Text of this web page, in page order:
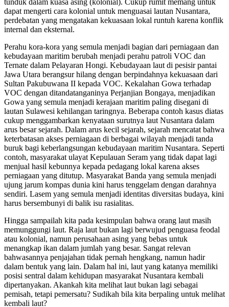
tunduk dalam kuasa asing (kolonial). Cukup rumit memang untuk
dapat mengerti cara kolonial untuk menguasai lautan Nusantara,
perdebatan yang mengatakan kekuasaan lokal runtuh karena konflik
internal dan eksternal.
Perahu kora-kora yang semula menjadi bagian dari perniagaan dan
kebudayaan maritim berubah menjadi perahu patroli VOC dan
Ternate dalam Pelayaran Hongi. Kebudayaan laut di pesisir pantai
Jawa Utara berangsur hilang dengan berpindahnya kekuasaan dari
Sultan Pakubuwana II kepada VOC. Kekalahan Gowa terhadap
VOC dengan ditandatanganinya Perjanjian Bongaya, menjadikan
Gowa yang semula menjadi kerajaan maritim paling disegani di
lautan Sulawesi kehilangan taringnya. Beberapa contoh kasus diatas
cukup menggambarkan kenyataan surutnya laut Nusantara dalam
arus besar sejarah. Dalam arus kecil sejarah, sejarah mencatat bahwa
keterbatasan akses perniagaan di berbagai wilayah menjadi tanda
buruk bagi keberlangsungan kebudayaan maritim Nusantara. Seperti
contoh, masyarakat ulayat Kepulauan Seram yang tidak dapat lagi
menjual hasil kebunnya kepada pedagang lokal karena akses
perniagaan yang ditutup. Masyarakat Banda yang semula menjadi
ujung jarum kompas dunia kini harus tenggelam dengan darahnya
sendiri. Lasem yang semula menjadi identitas diversitas budaya, kini
harus bersembunyi di balik isu rasialitas.
Hingga sampailah kita pada kesimpulan bahwa orang laut masih
memunggungi laut. Raja laut bukan lagi berwujud penguasa feodal
atau kolonial, namun perusahaan asing yang bebas untuk
menangkap ikan dalam jumlah yang besar. Sangat relevan
bahwasannya penjajahan tidak pernah hengkang, namun hadir
dalam bentuk yang lain. Dalam hal ini, laut yang katanya memiliki
posisi sentral dalam kehidupan masyarakat Nusantara kembali
dipertanyakan. Akankah kita melihat laut bukan lagi sebagai
pemisah, tetapi pemersatu? Sudikah bila kita berpaling untuk melihat
kembali laut?